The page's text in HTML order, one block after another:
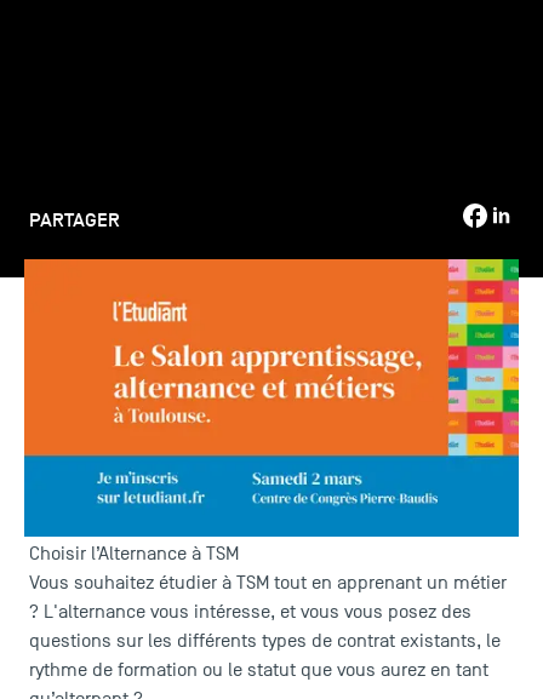
PARTAGER
Retrouvez le service Formation professionnelle de TSM au
Salon de l'apprentissage, de l'alternance et des
lesamedi 2 mars 2024, de9h30 à 17h, au
Choisir l’Alternance à TSM
Vous souhaitez étudier à TSM tout en apprenant un métier
? L'alternance vous intéresse, et vous vous posez des
questions sur les différents types de contrat existants, le
rythme de formation ou le statut que vous aurez en tant